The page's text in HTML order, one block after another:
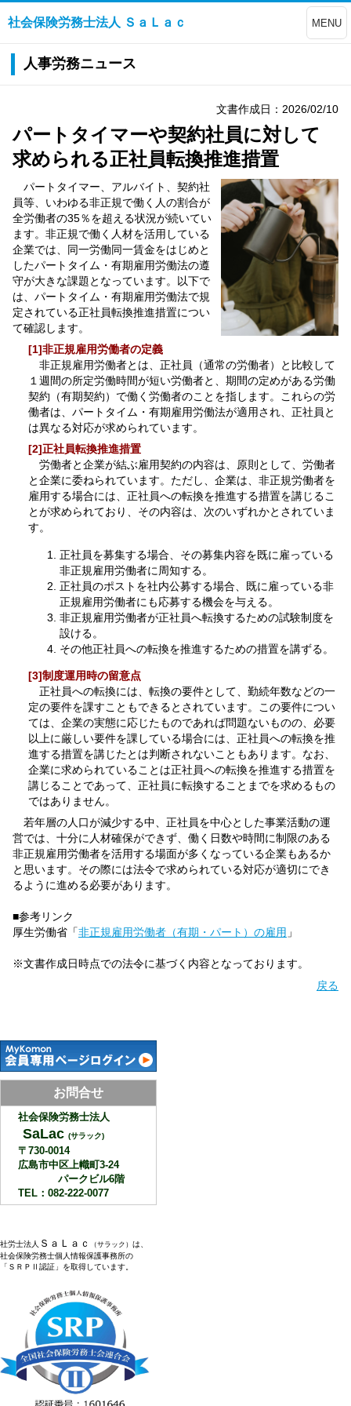
社会保険労務士法人 ＳａＬａｃ MENU
人事労務ニュース
文書作成日：2026/02/10
パートタイマーや契約社員に対して
求められる正社員転換推進措置
パートタイマー、アルバイト、契約社
員等、いわゆる非正規で働く人の割合が
全労働者の35％を超える状況が続いてい
ます。非正規で働く人材を活用している
企業では、同一労働同一賃金をはじめと
したパートタイム・有期雇用労働法の遵
守が大きな課題となっています。以下で
は、パートタイム・有期雇用労働法で規
定されている正社員転換推進措置につい
て確認します。
[1]非正規雇用労働者の定義
非正規雇用労働者とは、正社員（通常の労働者）と比較して
１週間の所定労働時間が短い労働者と、期間の定めがある労働
契約（有期契約）で働く労働者のことを指します。これらの労
働者は、パートタイム・有期雇用労働法が適用され、正社員と
は異なる対応が求められています。
[2]正社員転換推進措置
労働者と企業が結ぶ雇用契約の内容は、原則として、労働者
と企業に委ねられています。ただし、企業は、非正規労働者を
雇用する場合には、正社員への転換を推進する措置を講じるこ
とが求められており、その内容は、次のいずれかとされていま
す。
正社員を募集する場合、その募集内容を既に雇っている
非正規雇用労働者に周知する。
正社員のポストを社内公募する場合、既に雇っている非
正規雇用労働者にも応募する機会を与える。
非正規雇用労働者が正社員へ転換するための試験制度を
設ける。
その他正社員への転換を推進するための措置を講ずる。
[3]制度運用時の留意点
正社員への転換には、転換の要件として、勤続年数などの一
定の要件を課すこともできるとされています。この要件につい
ては、企業の実態に応じたものであれば問題ないものの、必要
以上に厳しい要件を課している場合には、正社員への転換を推
進する措置を講じたとは判断されないこともあります。なお、
企業に求められていることは正社員への転換を推進する措置を
講じることであって、正社員に転換することまでを求めるもの
ではありません。
若年層の人口が減少する中、正社員を中心とした事業活動の運
営では、十分に人材確保ができず、働く日数や時間に制限のある
非正規雇用労働者を活用する場面が多くなっている企業もあるか
と思います。その際には法令で求められている対応が適切にでき
るように進める必要があります。
■参考リンク
厚生労働省「非正規雇用労働者（有期・パート）の雇用 」
※文書作成日時点での法令に基づく内容となっております。
戻る
お問合せ
社会保険労務士法人
SaLac (サラック)
〒730-0014
広島市中区上幟町3-24
パークビル6階
TEL：082-222-0077
社労士法人 ＳａＬａｃ （サラック） は、
社会保険労務士個人情報保護事務所の
「ＳＲＰⅡ認証」を取得しています。